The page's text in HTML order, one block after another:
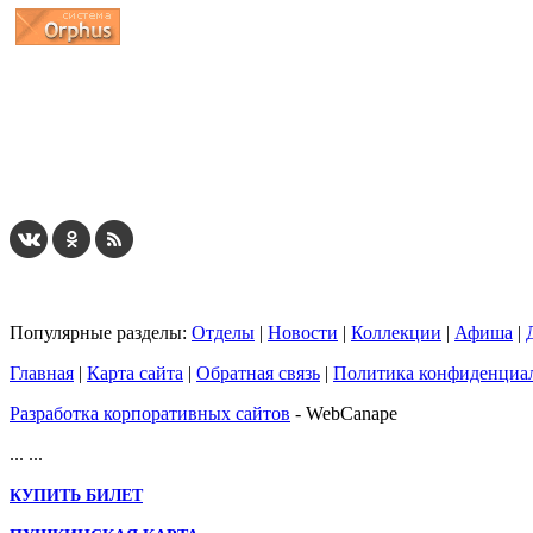
Популярные разделы: Отделы | Новости | Коллекции | Афиша |
Главная | Карта сайта | Обратная связь | Политика
Разработка корпоративных сайтов - WebCanape
... ...
КУПИТЬ БИЛЕТ